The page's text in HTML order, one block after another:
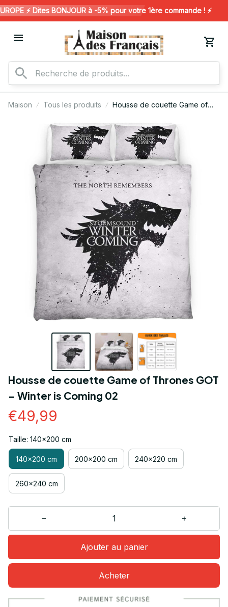
⚡️ Dites BONJOUR à -5% pour votre 1ère commande ! ⚡️
Maison Tous les produits
Housse de couette Game of
Coming 02
Housse de couette Game of Thrones GOT
– Winter is Coming 02
€49,99
Taille: 140x200 cm
140x200 cm 200x200 cm 240x220 cm
260x240 cm
Ajouter au panier
Acheter